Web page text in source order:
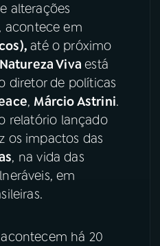
alterações
acontece em
até o próximo
Natureza Vivaestá
diretor de políticas
, Márcio Astrini.
relatório lançado
os impactos das
, na vida das
em
há 20